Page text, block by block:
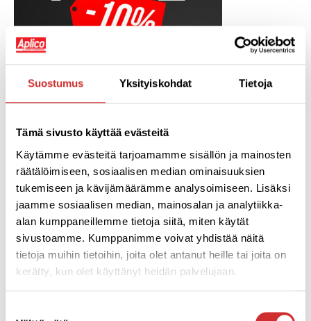
Suostumus Yksityiskohdat Tietoja
Tämä sivusto käyttää evästeitä
Käytämme evästeitä tarjoamamme sisällön ja mainosten
räätälöimiseen, sosiaalisen median ominaisuuksien
tukemiseen ja kävijämäärämme analysoimiseen. Lisäksi
jaamme sosiaalisen median, mainosalan ja analytiikka-
alan kumppaneillemme tietoja siitä, miten käytät
sivustoamme. Kumppanimme voivat yhdistää näitä
tietoja muihin tietoihin, joita olet antanut heille tai joita on
kerätty, kun olet käyttänyt heidän palvelujaan.